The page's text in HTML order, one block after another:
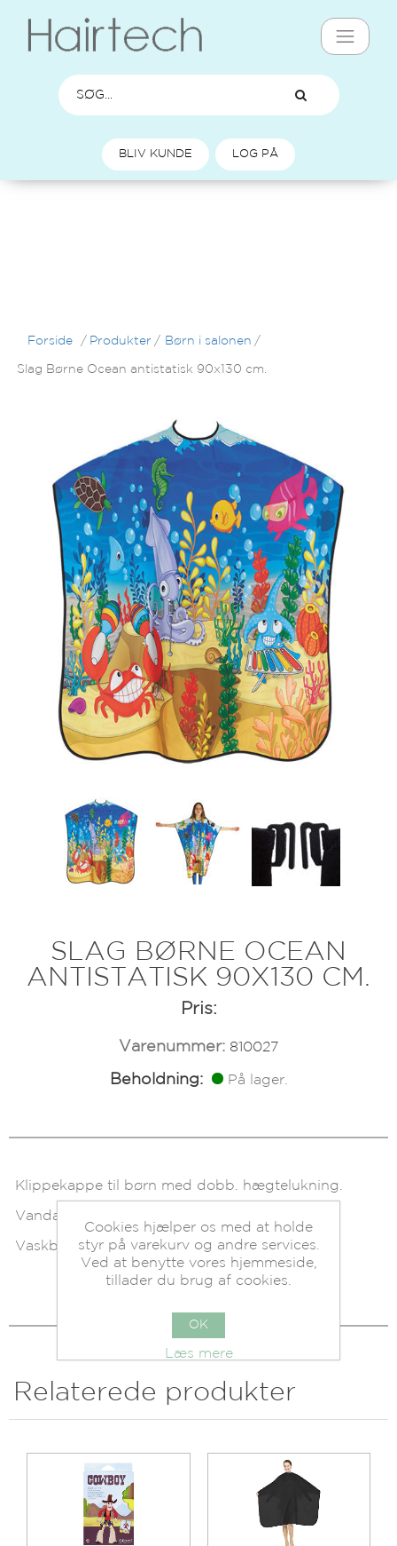
BLIV KUNDE LOG PÅ
Forside / Produkter / Børn i salonen /
Slag Børne Ocean antistatisk 90x130 cm.
SLAG BØRNE OCEAN
ANTISTATISK 90X130 CM.
Pris:
Varenummer: 810027
Beholdning: På lager.
Klippekappe til børn med dobb. hægtelukning.
Vandafvisende.
Vaskbar ved 30 grader.
Relaterede produkter
Cookies hjælper os med at holde
styr på varekurv og andre services.
Ved at benytte vores hjemmeside,
tillader du brug af cookies.
OK
Læs mere